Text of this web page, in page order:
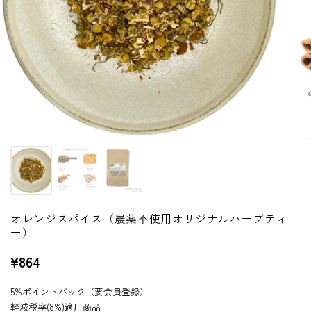
オレンジスパイス（農薬不使用オリジナルハーブティ
ー）
¥864
5%ポイントバック（要会員登録）
軽減税率(8%)適用商品